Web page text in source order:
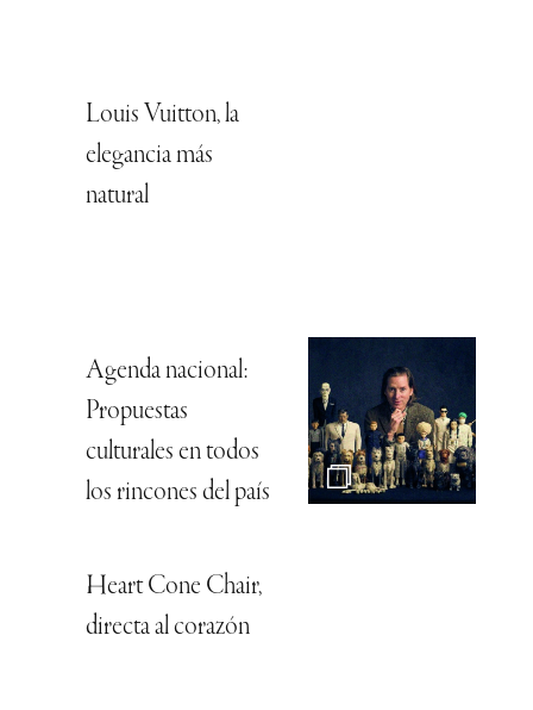
Louis Vuitton, la
elegancia más
natural
Agenda nacional:
Propuestas
culturales en todos
los rincones del país
Heart Cone Chair,
directa al corazón